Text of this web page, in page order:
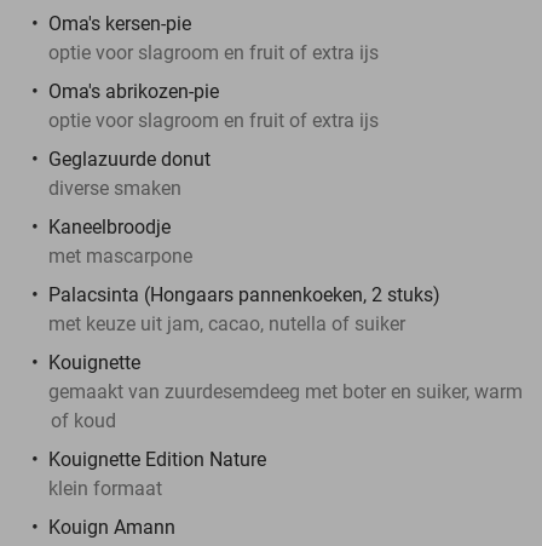
Oma's kersen-pie
optie voor slagroom en fruit of extra ijs
Oma's abrikozen-pie
optie voor slagroom en fruit of extra ijs
Geglazuurde donut
diverse smaken
Kaneelbroodje
met mascarpone
Palacsinta (Hongaars pannenkoeken, 2 stuks)
met keuze uit jam, cacao, nutella of suiker
Kouignette
gemaakt van zuurdesemdeeg met boter en suiker, warm
of koud
Kouignette Edition Nature
klein formaat
Kouign Amann